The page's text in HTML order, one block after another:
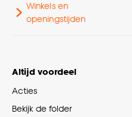
Winkels en
openingstijden
Altijd voordeel
Acties
Bekijk de folder